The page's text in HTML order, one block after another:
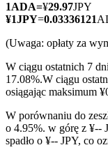
Kontrakty
1ADA=¥29.97JPY
¥1JPY=0.03336121
(Uwaga: opłaty za
W ciągu ostatnich 7
17.08%.W ciągu
osiągając maksimum
W porównaniu do
o 4.95%. w górę z ¥--
spadło o ¥-- JPY, co